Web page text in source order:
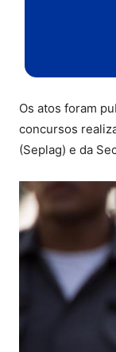
Os atos foram
concursos
(Seplag) e da